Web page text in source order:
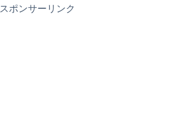
スポンサーリンク